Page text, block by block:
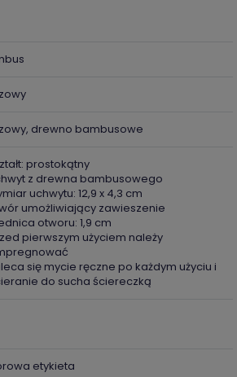
drewno bambusowe
prostokątny
z drewna bambusowego
uchwytu: 12,9 x 4,3 cm
umożliwiający zawieszenie
otworu: 1,9 cm
pierwszym użyciem należy
się mycie ręczne po każdym użyciu i
do sucha ściereczką
etykieta